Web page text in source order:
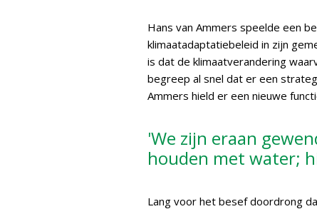
Hans van Ammers speelde een
klimaatadaptatiebeleid in zijn
is dat de klimaatverandering
begreep al snel dat er een
Ammers hield er een nieuwe
'We zijn eraan
houden met water;
Lang voor het besef doordrong